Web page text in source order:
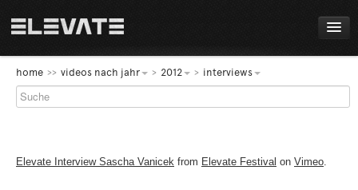
FESTIVAL
PROGRAMM
home videos nach jahr 2012 interviews
Elevate Interview Sascha Vanicek from Elevate Festival on Vimeo.